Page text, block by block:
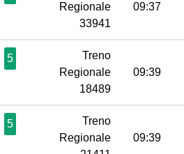
Regionale
33941
09:37
5
Treno
Regionale
18489
09:39
5
Treno
Regionale
09:39